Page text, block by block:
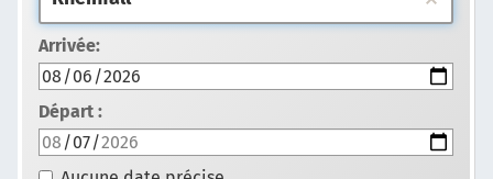
Arrivée:
Départ :